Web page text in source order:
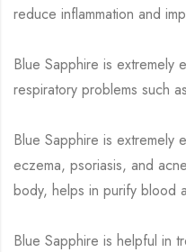
reduce inflammation and
Blue Sapphire is extremely
respiratory problems such
Blue Sapphire is extremely
eczema, psoriasis, and
body, helps in purify blood
Blue Sapphire is helpful in